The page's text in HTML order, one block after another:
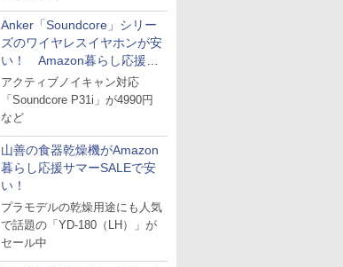
Anker「Soundcore」シリー
ズのワイヤレスイヤホンが安
い！ Amazon暮らし応援サ
マーSALE
アクティブノイキャン対応
「Soundcore P31i」が4990円
など
山善の食器乾燥機がAmazon
暮らし応援サマーSALEで安
い！
プラモデルの乾燥用途にも人気
で話題の「YD-180（LH）」が
セール中